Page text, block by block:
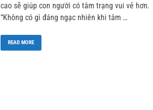
cao sẽ giúp con người có tâm trạng vui vẻ hơn.
“Không có gì đáng ngạc nhiên khi tâm …
READ MORE